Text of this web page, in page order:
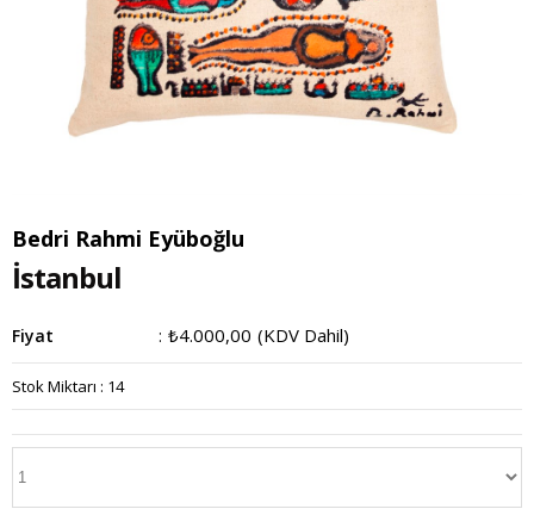
Bedri Rahmi Eyüboğlu
İstanbul
Fiyat : ₺4.000,00 (KDV Dahil)
Stok Miktarı : 14